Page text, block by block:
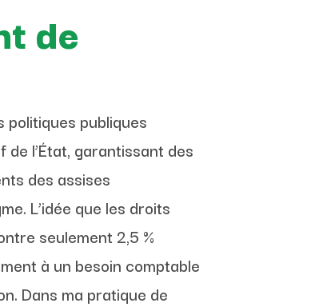
de
publiques
l’État, garantissant des
des assises
L’idée que les droits
seulement 2,5 %
à un besoin comptable
Dans ma pratique de